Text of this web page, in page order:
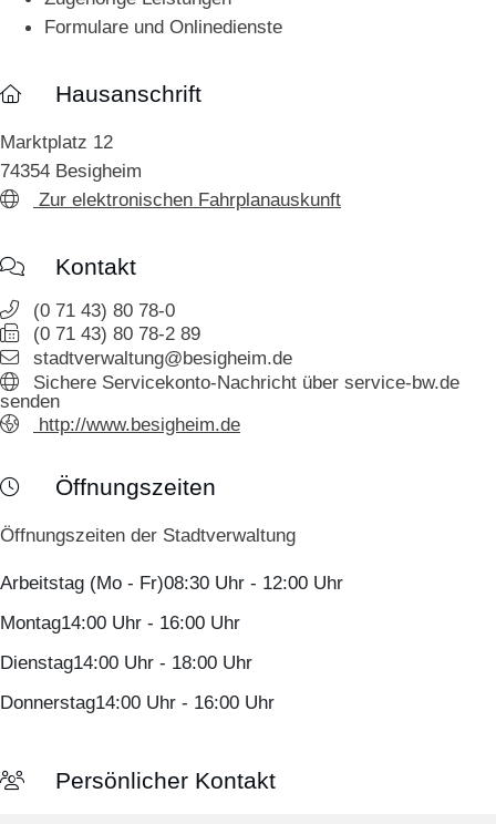
Formulare und Onlinedienste
Hausanschrift
Marktplatz 12
74354 Besigheim
Zur elektronischen Fahrplanauskunft
Kontakt
(0 71 43) 80 78-0
(0 71 43) 80 78-2 89
stadtverwaltung@besigheim.de
Sichere Servicekonto-Nachricht über service-bw.de
senden
http://www.besigheim.de
Öffnungszeiten
Öffnungszeiten der Stadtverwaltung
Arbeitstag (Mo - Fr)08:30 Uhr - 12:00 Uhr
Montag14:00 Uhr - 16:00 Uhr
Dienstag14:00 Uhr - 18:00 Uhr
Donnerstag14:00 Uhr - 16:00 Uhr
Persönlicher Kontakt